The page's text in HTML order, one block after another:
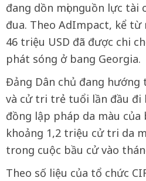
đang dồn mọi nguồn lực tài
đua. Theo AdImpact, kể từ
46 triệu USD đã được chi
phát sóng ở bang Georgia.
Đảng Dân chủ đang hướng
và cử tri trẻ tuổi lần đầu đi
đồng lập pháp da màu của
khoảng 1,2 triệu cử tri da
trong cuộc bầu cử vào
Theo số liệu của tổ chức